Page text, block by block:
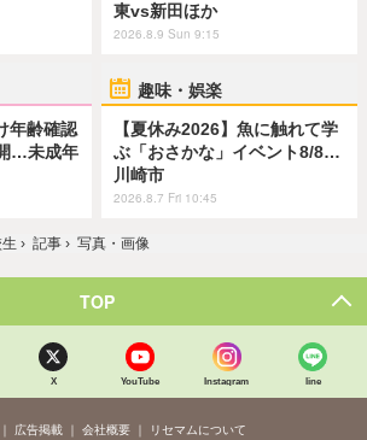
東vs新田ほか
2026.8.9 Sun 9:15
年齢確認
…未成年
趣味・娯楽
【夏休み2026】魚に触れて学
ぶ「おさかな」イベント8/8…
川崎市
2026.8.7 Fri 10:45
› 記事 › 写真・画像
TOP
X YouTube Instagram line
広告掲載 会社概要 リセマムについて